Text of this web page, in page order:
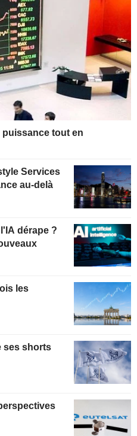
tout en
Services
au-delà
dérape ?
les
ses shorts